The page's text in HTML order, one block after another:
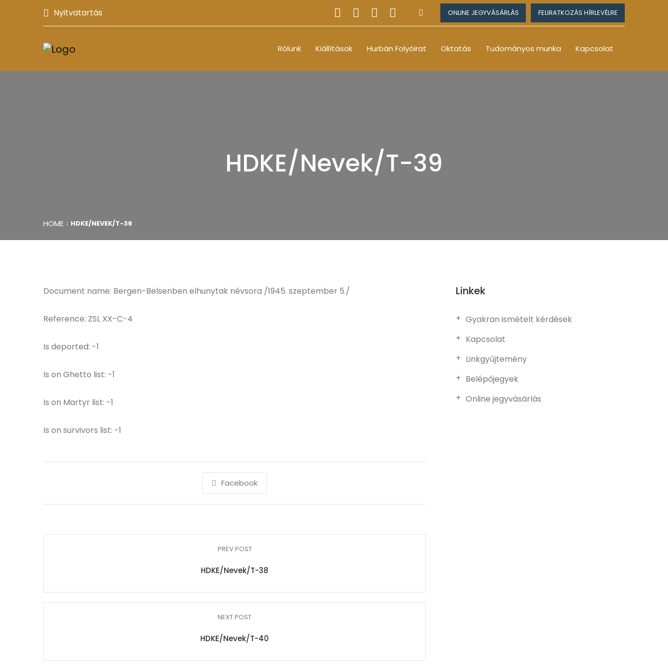
Nyitvatartás ONLINE JEGYVÁSÁRLÁS FELIRATKOZÁS HÍRLEVÉLRE
Rólunk Kiállítások Hurbán Folyóirat Oktatás Tudományos munka Kapcsolat
HDKE/Nevek/T-39
HOME HDKE/NEVEK/T-39
Document name: Bergen-Belsenben elhunytak névsora /1945. szeptember 5./
Reference: ZSL XX-C-4
Is deported: -1
Is on Ghetto list: -1
Is on Martyr list: -1
Is on survivors list: -1
Facebook
PREV POST
HDKE/Nevek/T-38
NEXT POST
HDKE/Nevek/T-40
Linkek
Gyakran ismételt kérdések
Kapcsolat
Linkgyűjtemény
Belépőjegyek
Online jegyvásárlás